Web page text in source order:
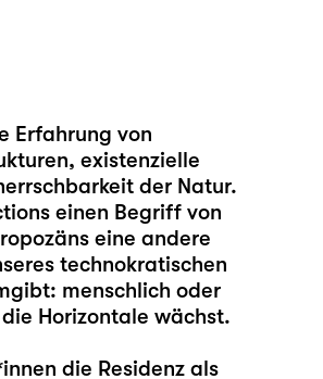
Erfahrung von
existenzielle
der Natur.
einen Begriff von
eine andere
technokratischen
menschlich oder
Horizontale wächst.
die Residenz als